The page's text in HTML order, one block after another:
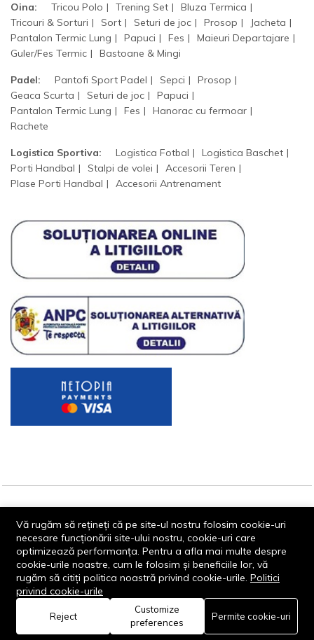
Oina: Tricou Polo Trening Set
Bluza Termica
Tricouri & Sorturi
Sort Seturi de joc Prosop
Jacheta
Pantalon Termic Lung
Papuci Fes
Maieuri Departajare
Guler/Fes Termic
Bastoane & Mingi
Padel: Pantofi Sport Padel Sepci
Prosop
Geaca Scurta
Seturi de joc
Papuci
Pantalon Termic Lung
Fes
Hanorac cu fermoar
Rachete
Logistica Sportiva: Logistica Fotbal
Logistica Baschet
Porti Handbal
Stalpi de volei
Accesorii Teren
Plase Porti Handbal
Accesorii Antrenament
© 2013-2026 - Dornik Total Services S.R.L. CUI 32211812
Reg.Com. J13/1996/2013, Str. Transilvaniei, Nr. 19A
Rămâi conectat:
Acasă Categorie
0
Coș Favorite Cont
Vă rugăm să rețineți că pe site-ul nostru folosim cookie-uri
necesare funcționării site-ului nostru, cookie-uri care
optimizează performanța. Pentru a afla mai multe despre
cookie-urile noastre, cum le folosim și beneficiile lor, vă
rugăm să citiți politica noastră privind cookie-urile. Politici
privind cookie-urile
Reject
Customize
preferences
Permite cookie-uri